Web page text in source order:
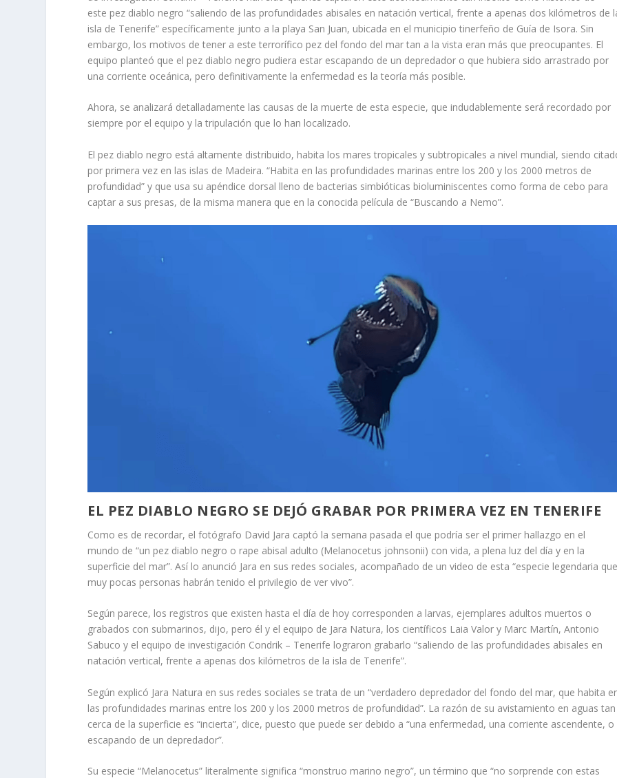
este pez diablo negro “saliendo de las profundidades abisales en natación vertical, frente a apenas dos kilómetros de
isla de Tenerife” específicamente junto a la playa San Juan, ubicada en el municipio tinerfeño de Guía de Isora. Sin
embargo, los motivos de tener a este terrorífico pez del fondo del mar tan a la vista eran más que preocupantes. El
equipo planteó que el pez diablo negro pudiera estar escapando de un depredador o que hubiera sido arrastrado por
una corriente oceánica, pero definitivamente la enfermedad es la teoría más posible.
Ahora, se analizará detalladamente las causas de la muerte de esta especie, que indudablemente será recordado por
siempre por el equipo y la tripulación que lo han localizado.
El pez diablo negro está altamente distribuido, habita los mares tropicales y subtropicales a nivel mundial, siendo
por primera vez en las islas de Madeira. “Habita en las profundidades marinas entre los 200 y los 2000 metros de
profundidad” y que usa su apéndice dorsal lleno de bacterias simbióticas bioluminiscentes como forma de cebo para
captar a sus presas, de la misma manera que en la conocida película de “Buscando a Nemo”.
EL PEZ DIABLO NEGRO SE DEJÓ GRABAR POR PRIMERA VEZ EN TENERIFE
Como es de recordar, el fotógrafo David Jara captó la semana pasada el que podría ser el primer hallazgo en el
mundo de “un pez diablo negro o rape abisal adulto (Melanocetus johnsonii) con vida, a plena luz del día y en la
superficie del mar”. Así lo anunció Jara en sus redes sociales, acompañado de un video de esta “especie legendaria
muy pocas personas habrán tenido el privilegio de ver vivo”.
Según parece, los registros que existen hasta el día de hoy corresponden a larvas, ejemplares adultos muertos o
grabados con submarinos, dijo, pero él y el equipo de Jara Natura, los científicos Laia Valor y Marc Martín, Antonio
Sabuco y el equipo de investigación Condrik – Tenerife lograron grabarlo “saliendo de las profundidades abisales en
natación vertical, frente a apenas dos kilómetros de la isla de Tenerife”.
Según explicó Jara Natura en sus redes sociales se trata de un “verdadero depredador del fondo del mar, que habita
las profundidades marinas entre los 200 y los 2000 metros de profundidad”. La razón de su avistamiento en aguas tan
cerca de la superficie es “incierta”, dice, puesto que puede ser debido a “una enfermedad, una corriente ascendente, o
escapando de un depredador”.
Su especie “Melanocetus” literalmente significa “monstruo marino negro”, un término que “no sorprende con estas